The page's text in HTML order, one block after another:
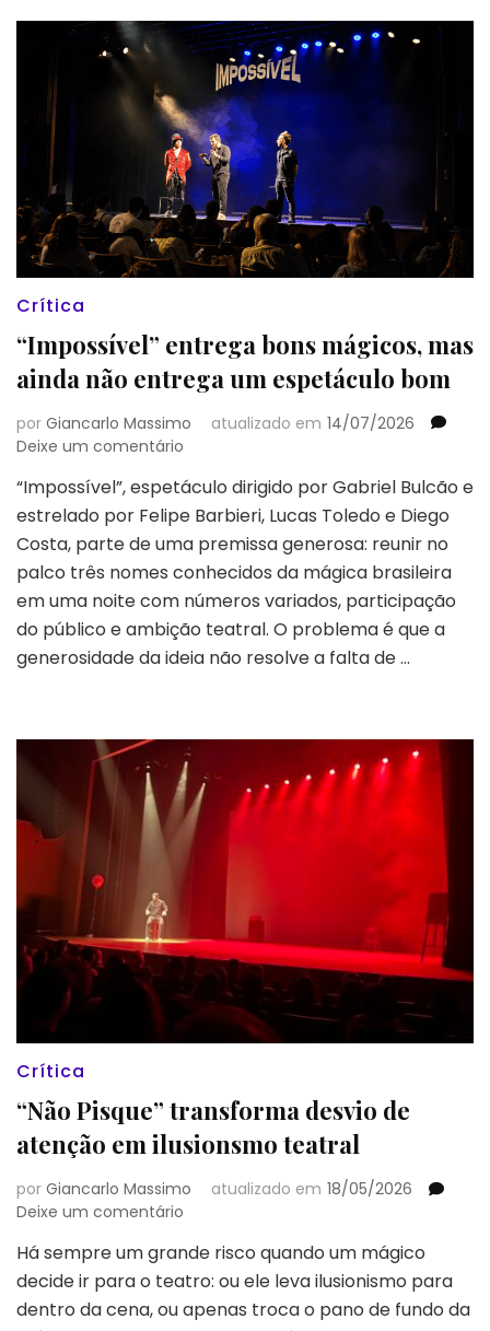
e
Bulcão
estreiam
novo
espetáculo
Visão
#48
Crítica
“Impossível” entrega bons mágicos, mas
ainda não entrega um espetáculo bom
por Giancarlo Massimo atualizado em 14/07/2026
Deixe um comentário
entrega
bons
mágicos,
mas
ainda
não
entrega
um
“Impossível”, espetáculo dirigido por Gabriel Bulcão e
estrelado por Felipe Barbieri, Lucas Toledo e Diego
Costa, parte de uma premissa generosa: reunir no
palco três nomes conhecidos da mágica brasileira
em uma noite com números variados, participação
do público e ambição teatral. O problema é que a
generosidade da ideia não resolve a falta de …
Crítica
“Não Pisque” transforma desvio de
atenção em ilusionsmo teatral
por Giancarlo Massimo atualizado em 18/05/2026
Deixe um comentário
Pisque”
transforma
desvio
de
Há sempre um grande risco quando um mágico
decide ir para o teatro: ou ele leva ilusionismo para
dentro da cena, ou apenas troca o pano de fundo da